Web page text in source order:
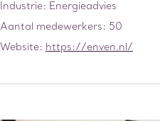
Industrie: Energieadvies
Aantal medewerkers: 50
Website: https://enven.nl/